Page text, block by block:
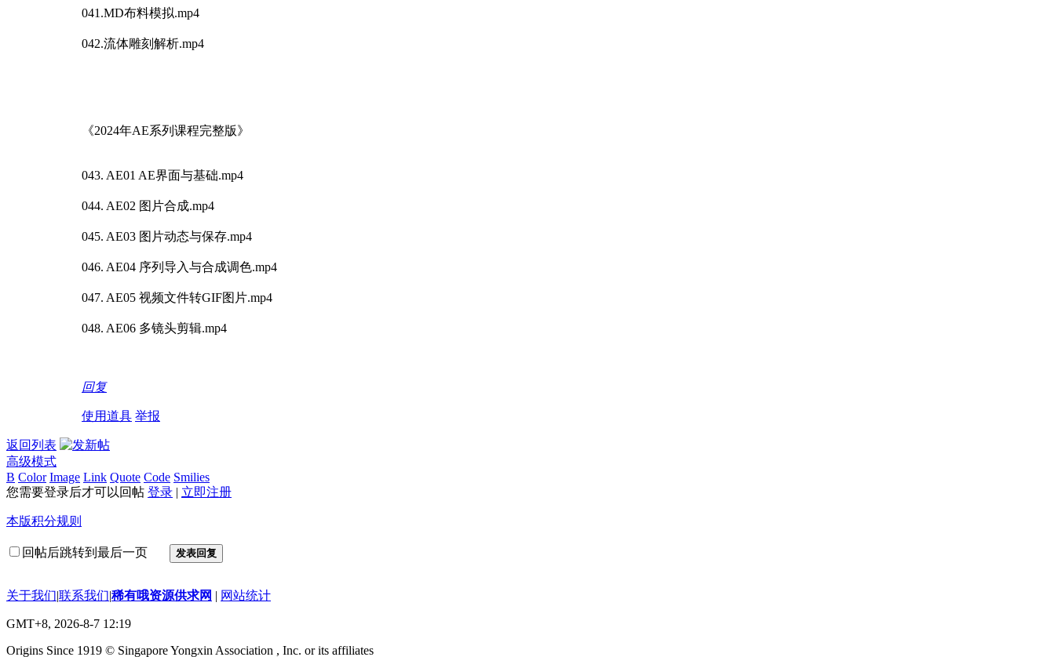
041.MD布料模拟.mp4
042.流体雕刻解析.mp4
《2024年AE系列课程完整版》
043. AE01 AE界面与基础.mp4
044. AE02 图片合成.mp4
045. AE03 图片动态与保存.mp4
046. AE04 序列导入与合成调色.mp4
047. AE05 视频文件转GIF图片.mp4
048. AE06 多镜头剪辑.mp4
回复
使用道具 举报
返回列表
高级模式
B Color Image Link Quote Code Smilies
您需要登录后才可以回帖 登录 | 立即注册
本版积分规则
回帖后跳转到最后一页 发表回复
关于我们|联系我们|稀有哦资源供求网 | 网站统计
GMT+8, 2026-8-7 12:19
Origins Since 1919 © Singapore Yongxin Association , Inc. or its affiliates